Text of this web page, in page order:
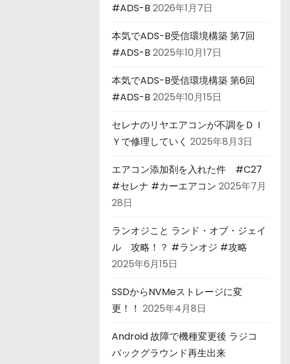
#ADS-B 2026年1月7日
本気でADS-B受信環境構築 第7回
#ADS-B 2025年10月17日
本気でADS-B受信環境構築 第6回
#ADS-B 2025年10月15日
セレナのリヤエアコンが不調をＤＩ
Ｙで修理していく 2025年8月3日
エアコン添加剤を入れた件 #C27
#セレナ #カーエアコン 2025年7月
28日
ランオジこと ランド・オブ・ジェイ
ル 攻略！？ #ランオジ #攻略
2025年6月15日
SSDからNVMeストレージに変
更！！ 2025年4月8日
Android 故障で機種変更後 ラジコ
バックグラウンド再生出来